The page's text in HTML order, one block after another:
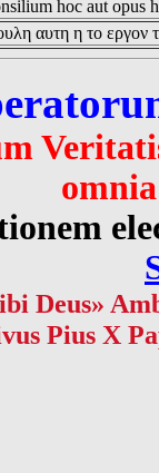
hoc aut opus
αυτη η το εργον
Deus»
Pius X